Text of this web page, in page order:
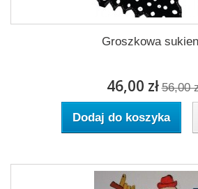
Groszkowa
46,00 zł 56,00
Dodaj do koszyka